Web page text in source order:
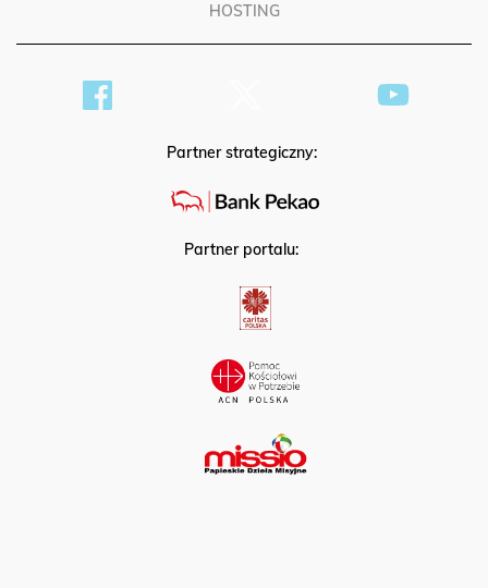
HOSTING
Partner strategiczny:
Partner portalu: